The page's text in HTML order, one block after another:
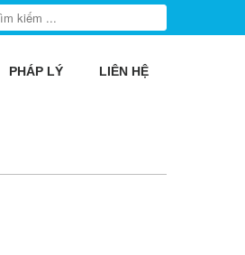
PHÁP LÝ LIÊN HỆ